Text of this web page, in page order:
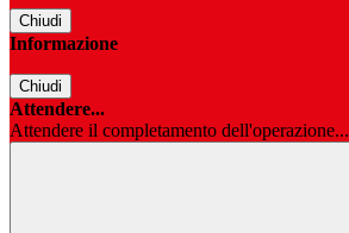
Chiudi
Informazione
Chiudi
Attendere...
Attendere il completamento dell'operazione...